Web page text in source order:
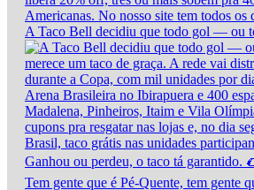
A Taco Bell decidiu que todo gol — ou
Tem gente que é Pé-Quente, tem gente